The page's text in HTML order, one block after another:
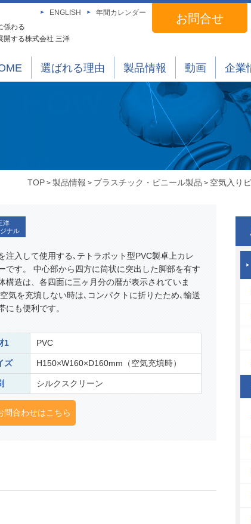
ENGLISH 年間カレンダー お問合せ
係わる
開する株式会社 三洋
選ばれる理由 製品情報 動画 企業
TOP > 製品情報 > プラスチック・ビニール製品 > 空気入り
洋
ナル
注入して使用する､テトラポット型PVC製卓上カレ
です。 中心部から四方に筒状に突出した脚部を有す
構造は、各四面に三ヶ月分の暦が表示されていま
気を充填しない時は､コンパクトに折りたため､輸送
にも便利です。
1 PVC
ズ H150×W160×D160mm（空気充填時）
シルクスクリーン
問合わせはこちら